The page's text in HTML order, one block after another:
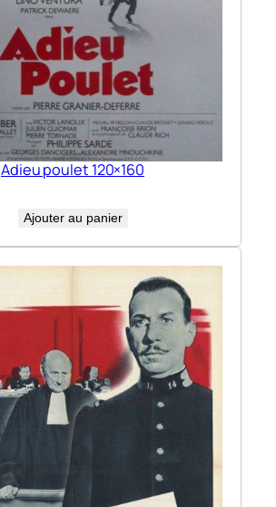
Adieu poulet 120×160
Ajouter au panier